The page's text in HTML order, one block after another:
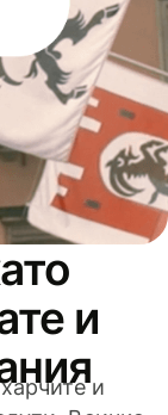
и
и